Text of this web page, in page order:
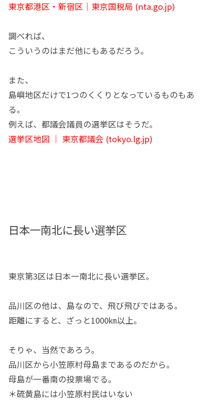
東京都港区・新宿区｜東京国税局 (nta.go.jp)
調べれば、
こういうのはまだ他にもあるだろう。
また、
島嶼地区だけで1つのくくりとなっているものもあ
る。
例えば、都議会議員の選挙区はそうだ。
選挙区地図 ｜ 東京都議会 (tokyo.lg.jp)
日本一南北に長い選挙区
東京第3区は日本一南北に長い選挙区。
品川区の他は、島なので、飛び飛びではある。
距離にすると、ざっと1000㎞以上。
そりゃ、当然であろう。
品川区から小笠原村母島まであるのだから。
母島が一番南の投票場でる。
＊硫黄島には小笠原村民はいない